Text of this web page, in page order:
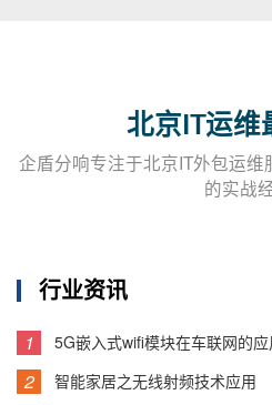
北京IT运维
企盾分响专注于北京IT外包运
的实战
行业资讯
1 5G嵌入式wifi模块在车联网的应
2 智能家居之无线射频技术应用